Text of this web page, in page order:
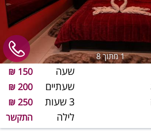
1מתוך 8
שעה 150 ₪
שעתיים 200 ₪
3 שעות 250 ₪
לילה התקשר